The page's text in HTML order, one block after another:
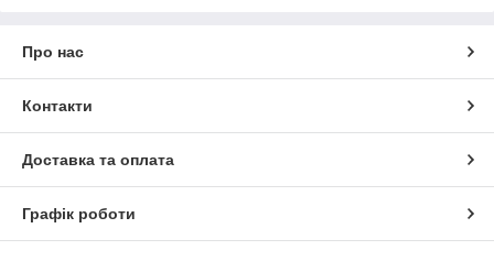
Про нас
Контакти
Доставка та оплата
Графік роботи